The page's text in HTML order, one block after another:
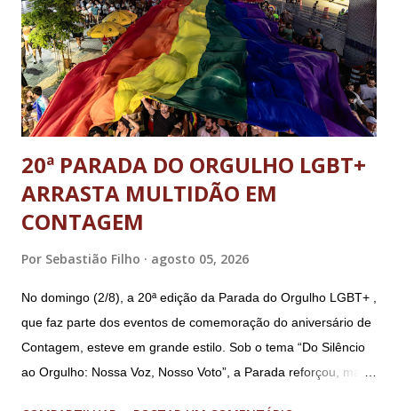
20ª PARADA DO ORGULHO LGBT+
ARRASTA MULTIDÃO EM
CONTAGEM
Por Sebastião Filho agosto 05, 2026
No domingo (2/8), a 20ª edição da Parada do Orgulho LGBT+ ,
que faz parte dos eventos de comemoração do aniversário de
Contagem, esteve em grande estilo. Sob o tema “Do Silêncio
ao Orgulho: Nossa Voz, Nosso Voto”, a Parada reforçou, mais